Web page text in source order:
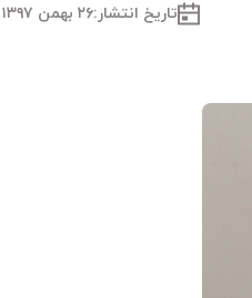
تاریخ انتشار:۲۶ بهمن ۱۳۹۷